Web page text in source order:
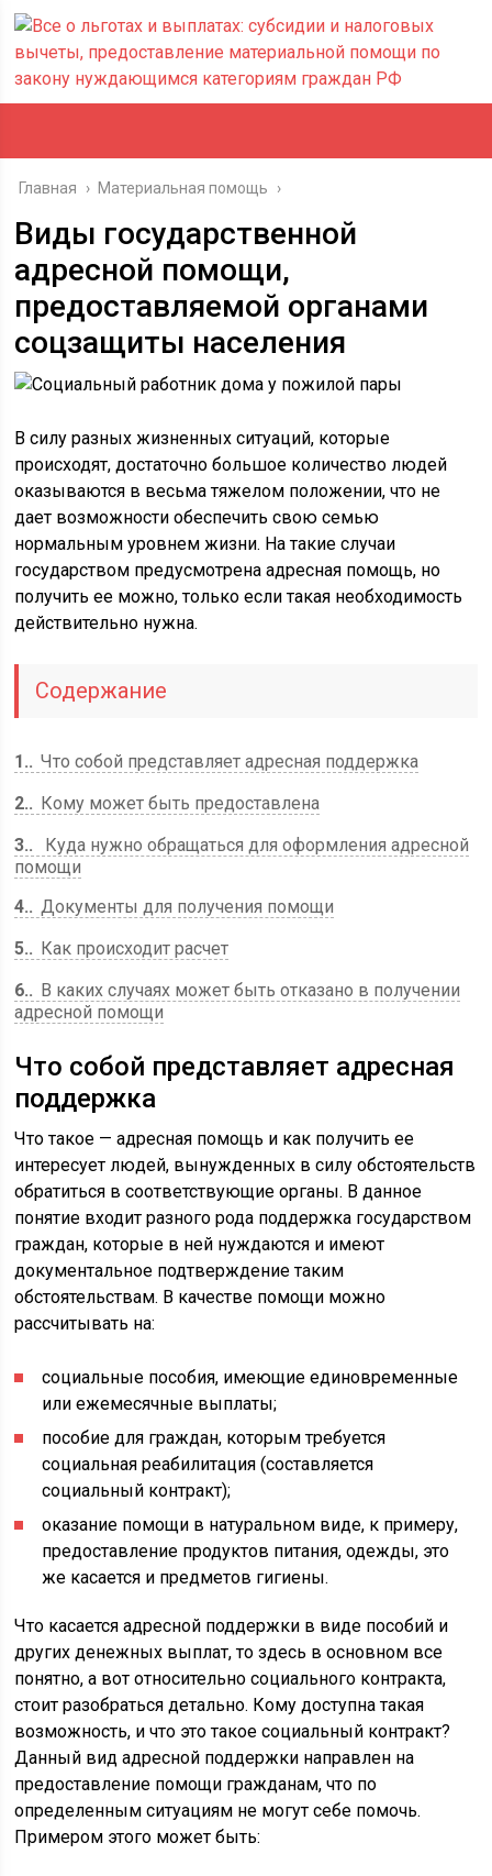
Главная › Материальная помощь ›
Виды государственной
адресной помощи,
предоставляемой органами
соцзащиты населения
В силу разных жизненных ситуаций, которые
происходят, достаточно большое количество людей
оказываются в весьма тяжелом положении, что не
дает возможности обеспечить свою семью
нормальным уровнем жизни. На такие случаи
государством предусмотрена адресная помощь, но
получить ее можно, только если такая необходимость
действительно нужна.
Содержание
1.
Что собой представляет адресная поддержка
2.
Кому может быть предоставлена
3.
Куда нужно обращаться для оформления адресной
помощи
4.
Документы для получения помощи
5.
Как происходит расчет
6.
В каких случаях может быть отказано в получении
адресной помощи
Что собой представляет адресная
поддержка
Что такое — адресная помощь и как получить ее
интересует людей, вынужденных в силу обстоятельств
обратиться в соответствующие органы. В данное
понятие входит разного рода поддержка государством
граждан, которые в ней нуждаются и имеют
документальное подтверждение таким
обстоятельствам. В качестве помощи можно
рассчитывать на:
социальные пособия, имеющие единовременные
или ежемесячные выплаты;
пособие для граждан, которым требуется
социальная реабилитация (составляется
социальный контракт);
оказание помощи в натуральном виде, к примеру,
предоставление продуктов питания, одежды, это
же касается и предметов гигиены.
Что касается адресной поддержки в виде пособий и
других денежных выплат, то здесь в основном все
понятно, а вот относительно социального контракта,
стоит разобраться детально. Кому доступна такая
возможность, и что это такое социальный контракт?
Данный вид адресной поддержки направлен на
предоставление помощи гражданам, что по
определенным ситуациям не могут себе помочь.
Примером этого может быть: